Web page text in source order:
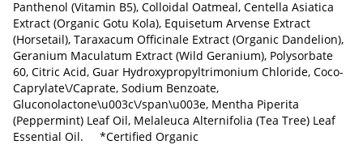
Panthenol (Vitamin B5), Colloidal Oatmeal, Centella Asiatica
Extract (Organic Gotu Kola), Equisetum Arvense Extract
(Horsetail), Taraxacum Officinale Extract (Organic Dandelion),
Geranium Maculatum Extract (Wild Geranium), Polysorbate
60, Citric Acid, Guar Hydroxypropyltrimonium Chloride, Coco-
Caprylate\/Caprate, Sodium Benzoate,
Gluconolactone\u003c\/span\u003e, Mentha Piperita
(Peppermint) Leaf Oil, Melaleuca Alternifolia (Tea Tree) Leaf
Essential Oil. *Certified Organic